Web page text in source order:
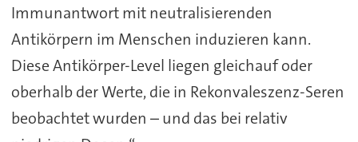
Immunantwort mit neutralisierenden
Antikörpern im Menschen induzieren kann.
Diese Antikörper-Level liegen gleichauf oder
oberhalb der Werte, die in Rekonvaleszenz-Seren
beobachtet wurden – und das bei relativ